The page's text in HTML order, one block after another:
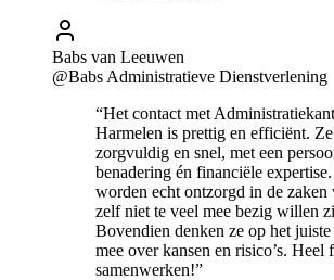
Babs van Leeuwen
@Babs Administratieve Dienstverlening
“Het contact met
Harmelen is prettig en efficiënt.
zorgvuldig en snel, met een
benadering én financiële
worden echt ontzorgd in de zaken
zelf niet te veel mee bezig willen
Bovendien denken ze op het
mee over kansen en risico’s. Heel
samenwerken!”